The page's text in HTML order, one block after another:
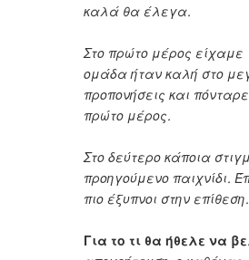
καλά θα έλεγα.
Στο πρώτο μέρος είχαμε
ομάδα ήταν καλή στο
προπονήσεις και
πρώτο μέρος.
Στο δεύτερο κάποια
προηγούμενο παιχνίδι.
πιο έξυπνοι στην
Για το τι θα ήθελε να